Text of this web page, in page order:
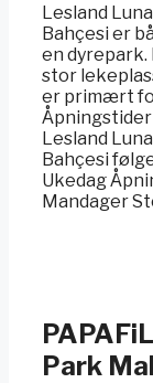
Lesland
Bahçesi er
en dyrepark.
stor
er primært
Åpningstider
Lesland
Bahçesi
Ukedag
Mandager
Park